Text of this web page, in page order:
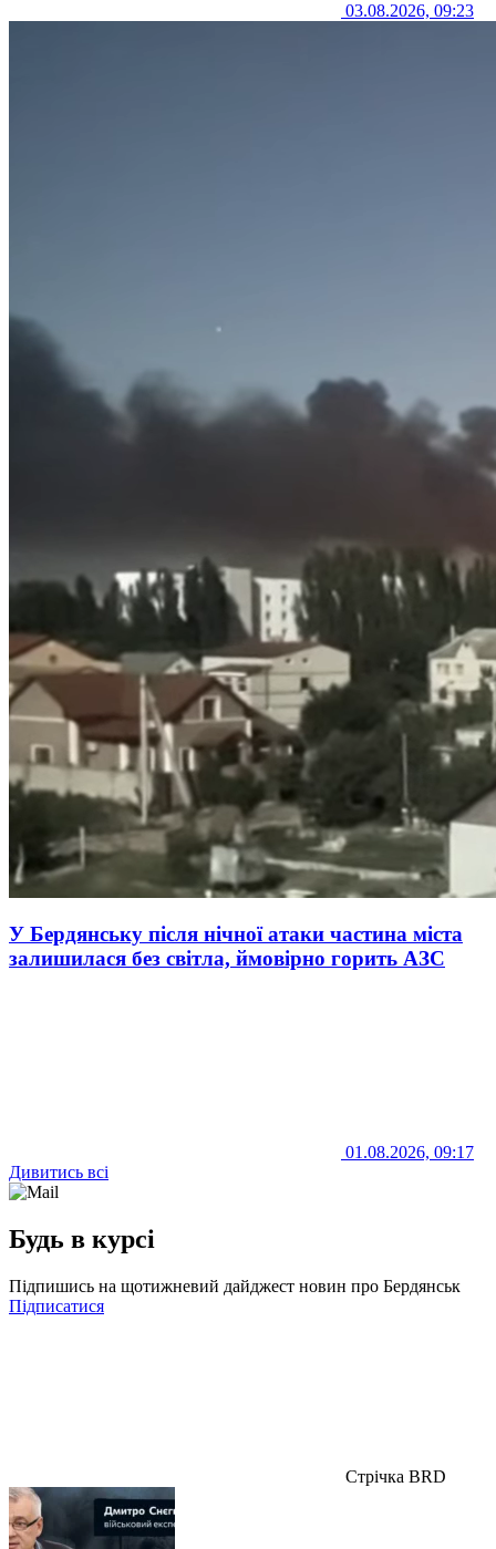
03.08.2026, 09:23
У Бердянську після нічної атаки частина міста
залишилася без світла, ймовірно горить АЗС
01.08.2026, 09:17
Дивитись всі
Будь в курсі
Підпишись на щотижневий дайджест новин про Бердянськ
Підписатися
Стрічка BRD